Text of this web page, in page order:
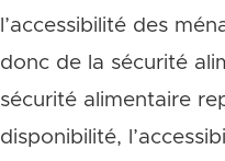
l’accessibilité des
donc de la sécurité
sécurité alimentaire
disponibilité,